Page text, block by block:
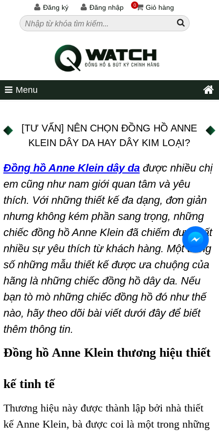
Đăng ký Đăng nhập Giỏ hàng
0
Menu
[TƯ VẤN] NÊN CHỌN ĐỒNG HỒ ANNE
KLEIN DÂY DA HAY DÂY KIM LOẠI?
Đồng hồ Anne Klein dây dađược nhiều chị
em cũng như nam giới quan tâm và yêu
thích. Với những thiết kế đa dạng, đơn giản
nhưng không kém phần sang trọng, những
chiếc đồng hồ Anne Klein đã chiếm được rất
nhiều sự yêu thích từ khách hàng. Một trong
số những mẫu thiết kế được ưa chuộng của
hãng là những chiếc đồng hồ dây da. Nếu
bạn tò mò những chiếc đồng hồ đó như thế
nào, hãy theo dõi bài viết dưới đây để biết
thêm thông tin.
Đồng hồ Anne Klein thương hiệu thiết
kế tinh tế
Thương hiệu này được thành lập bởi nhà thiết
kế Anne Klein, bà được coi là một trong những